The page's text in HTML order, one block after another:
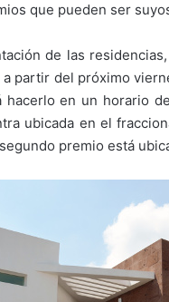
que pueden ser
de las
partir del próximo
hacerlo en un horario
ubicada en el
premio está